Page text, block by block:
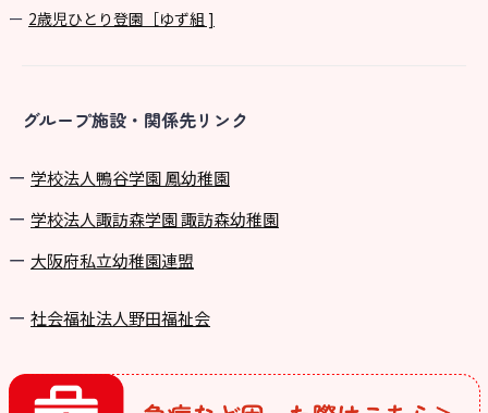
2歳児ひとり登園［ゆず組 ]
グループ施設・関係先リンク
学校法⼈鴨⾕学園 鳳幼稚園
学校法⼈諏訪森学園 諏訪森幼稚園
⼤阪府私⽴幼稚園連盟
社会福祉法人野田福祉会